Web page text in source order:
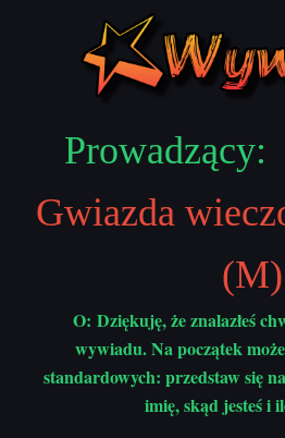
Prowadzący:
Gwiazda
(M)
O: Dziękuję, że znalazłeś
wywiadu. Na początek
standardowych: przedstaw się
imię, skąd jesteś i